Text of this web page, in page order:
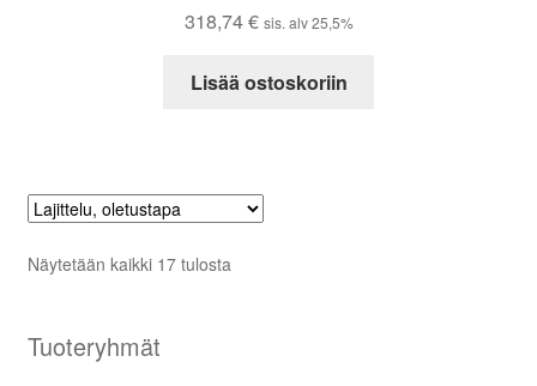
318,74€ sis. alv 25,5%
Lisää ostoskoriin
Näytetään kaikki 17 tulosta
Tuoteryhmät